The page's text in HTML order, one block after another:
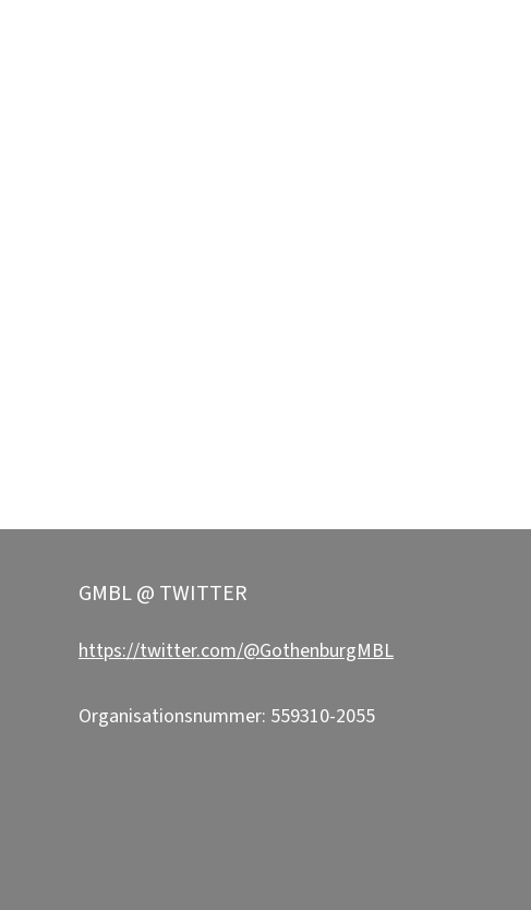
GMBL @ TWITTER
https://twitter.com/@GothenburgMBL
Organisationsnummer: 559310-2055